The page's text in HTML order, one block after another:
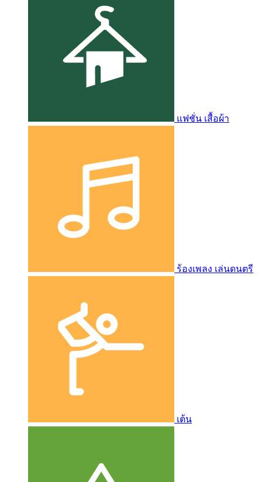
แฟชั่น เสื้อผ้า
ร้องเพลง เล่นดนตรี
เต้น